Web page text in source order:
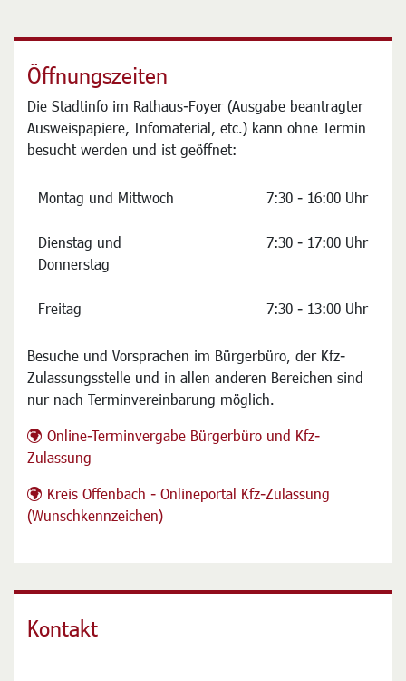
Öffnungszeiten
Die Stadtinfo im Rathaus-Foyer (Ausgabe beantragter
Ausweispapiere, Infomaterial, etc.) kann ohne Termin
besucht werden und ist geöffnet:
Montag und Mittwoch 7:30 - 16:00 Uhr
Dienstag und
Donnerstag
7:30 - 17:00 Uhr
Freitag 7:30 - 13:00 Uhr
Besuche und Vorsprachen im Bürgerbüro, der Kfz-
Zulassungsstelle und in allen anderen Bereichen sind
nur nach Terminvereinbarung möglich.
Online-Terminvergabe Bürgerbüro und Kfz-
Zulassung
Kreis Offenbach - Onlineportal Kfz-Zulassung
(Wunschkennzeichen)
Kontakt